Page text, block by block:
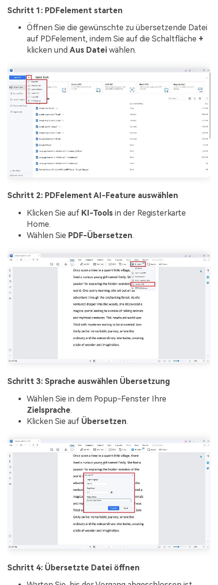
Schritt 1: PDFelement starten
Öffnen Sie die gewünschte zu übersetzende Datei
auf PDFelement, indem Sie auf die Schaltfläche +
klicken und Aus Datei wählen.
Schritt 2: PDFelement AI-Feature auswählen
Klicken Sie auf KI-Tools in der Registerkarte
Home.
Wählen Sie PDF-Übersetzen.
Schritt 3: Sprache auswählen Übersetzung
Wählen Sie in dem Popup-Fenster Ihre
Zielsprache.
Klicken Sie auf Übersetzen.
Schritt 4: Übersetzte Datei öffnen